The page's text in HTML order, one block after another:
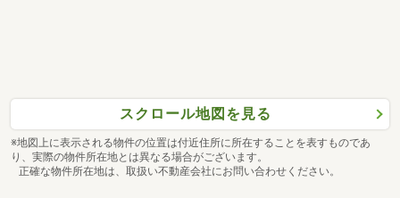
スクロール地図を見る
※地図上に表示される物件の位置は付近住所に所在することを表すものであ
り、実際の物件所在地とは異なる場合がございます。
正確な物件所在地は、取扱い不動産会社にお問い合わせください。